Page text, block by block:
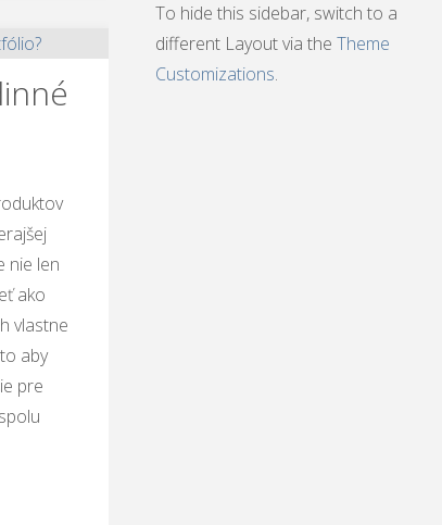
nie len
ako
vlastne
aby
pre
To hide this sidebar, switch to a
different Layout via the Theme
Customizations.